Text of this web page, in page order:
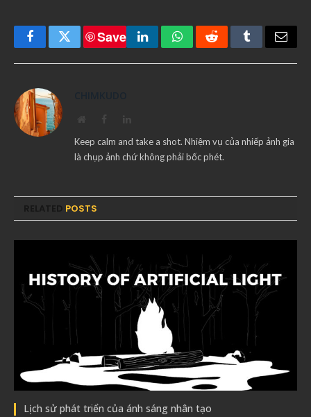
FacebookTwitter
Save
LinkedInWhatsAppRedditTumblrEmail
Keep calm and take a shot. Nhiệm vụ của nhiếp ảnh gia
là chụp ảnh chứ không phải bốc phét.
POSTS
Lịch sử phát triển của ánh sáng nhân tạo